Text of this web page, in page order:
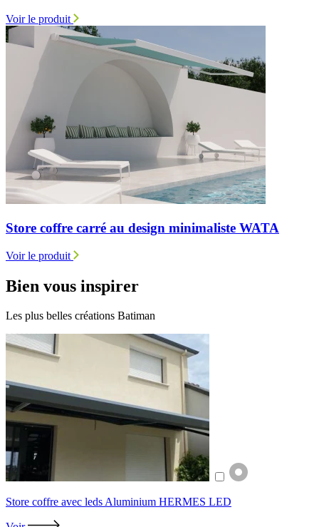
Voir le produit
Store coffre carré au design minimaliste WATA
Voir le produit
Bien vous inspirer
Les plus belles créations Batiman
Store coffre avec leds Aluminium HERMES LED